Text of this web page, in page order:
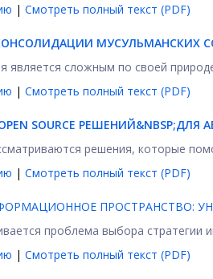
| Смотреть полный текст (PDF)
МУСУЛЬМАНСКИХ
является сложным по своей
| Смотреть полный текст (PDF)
SOURCE
решения, которые
| Смотреть полный текст (PDF)
ПРОСТРАНСТВО:
проблема выбора
| Смотреть полный текст (PDF)